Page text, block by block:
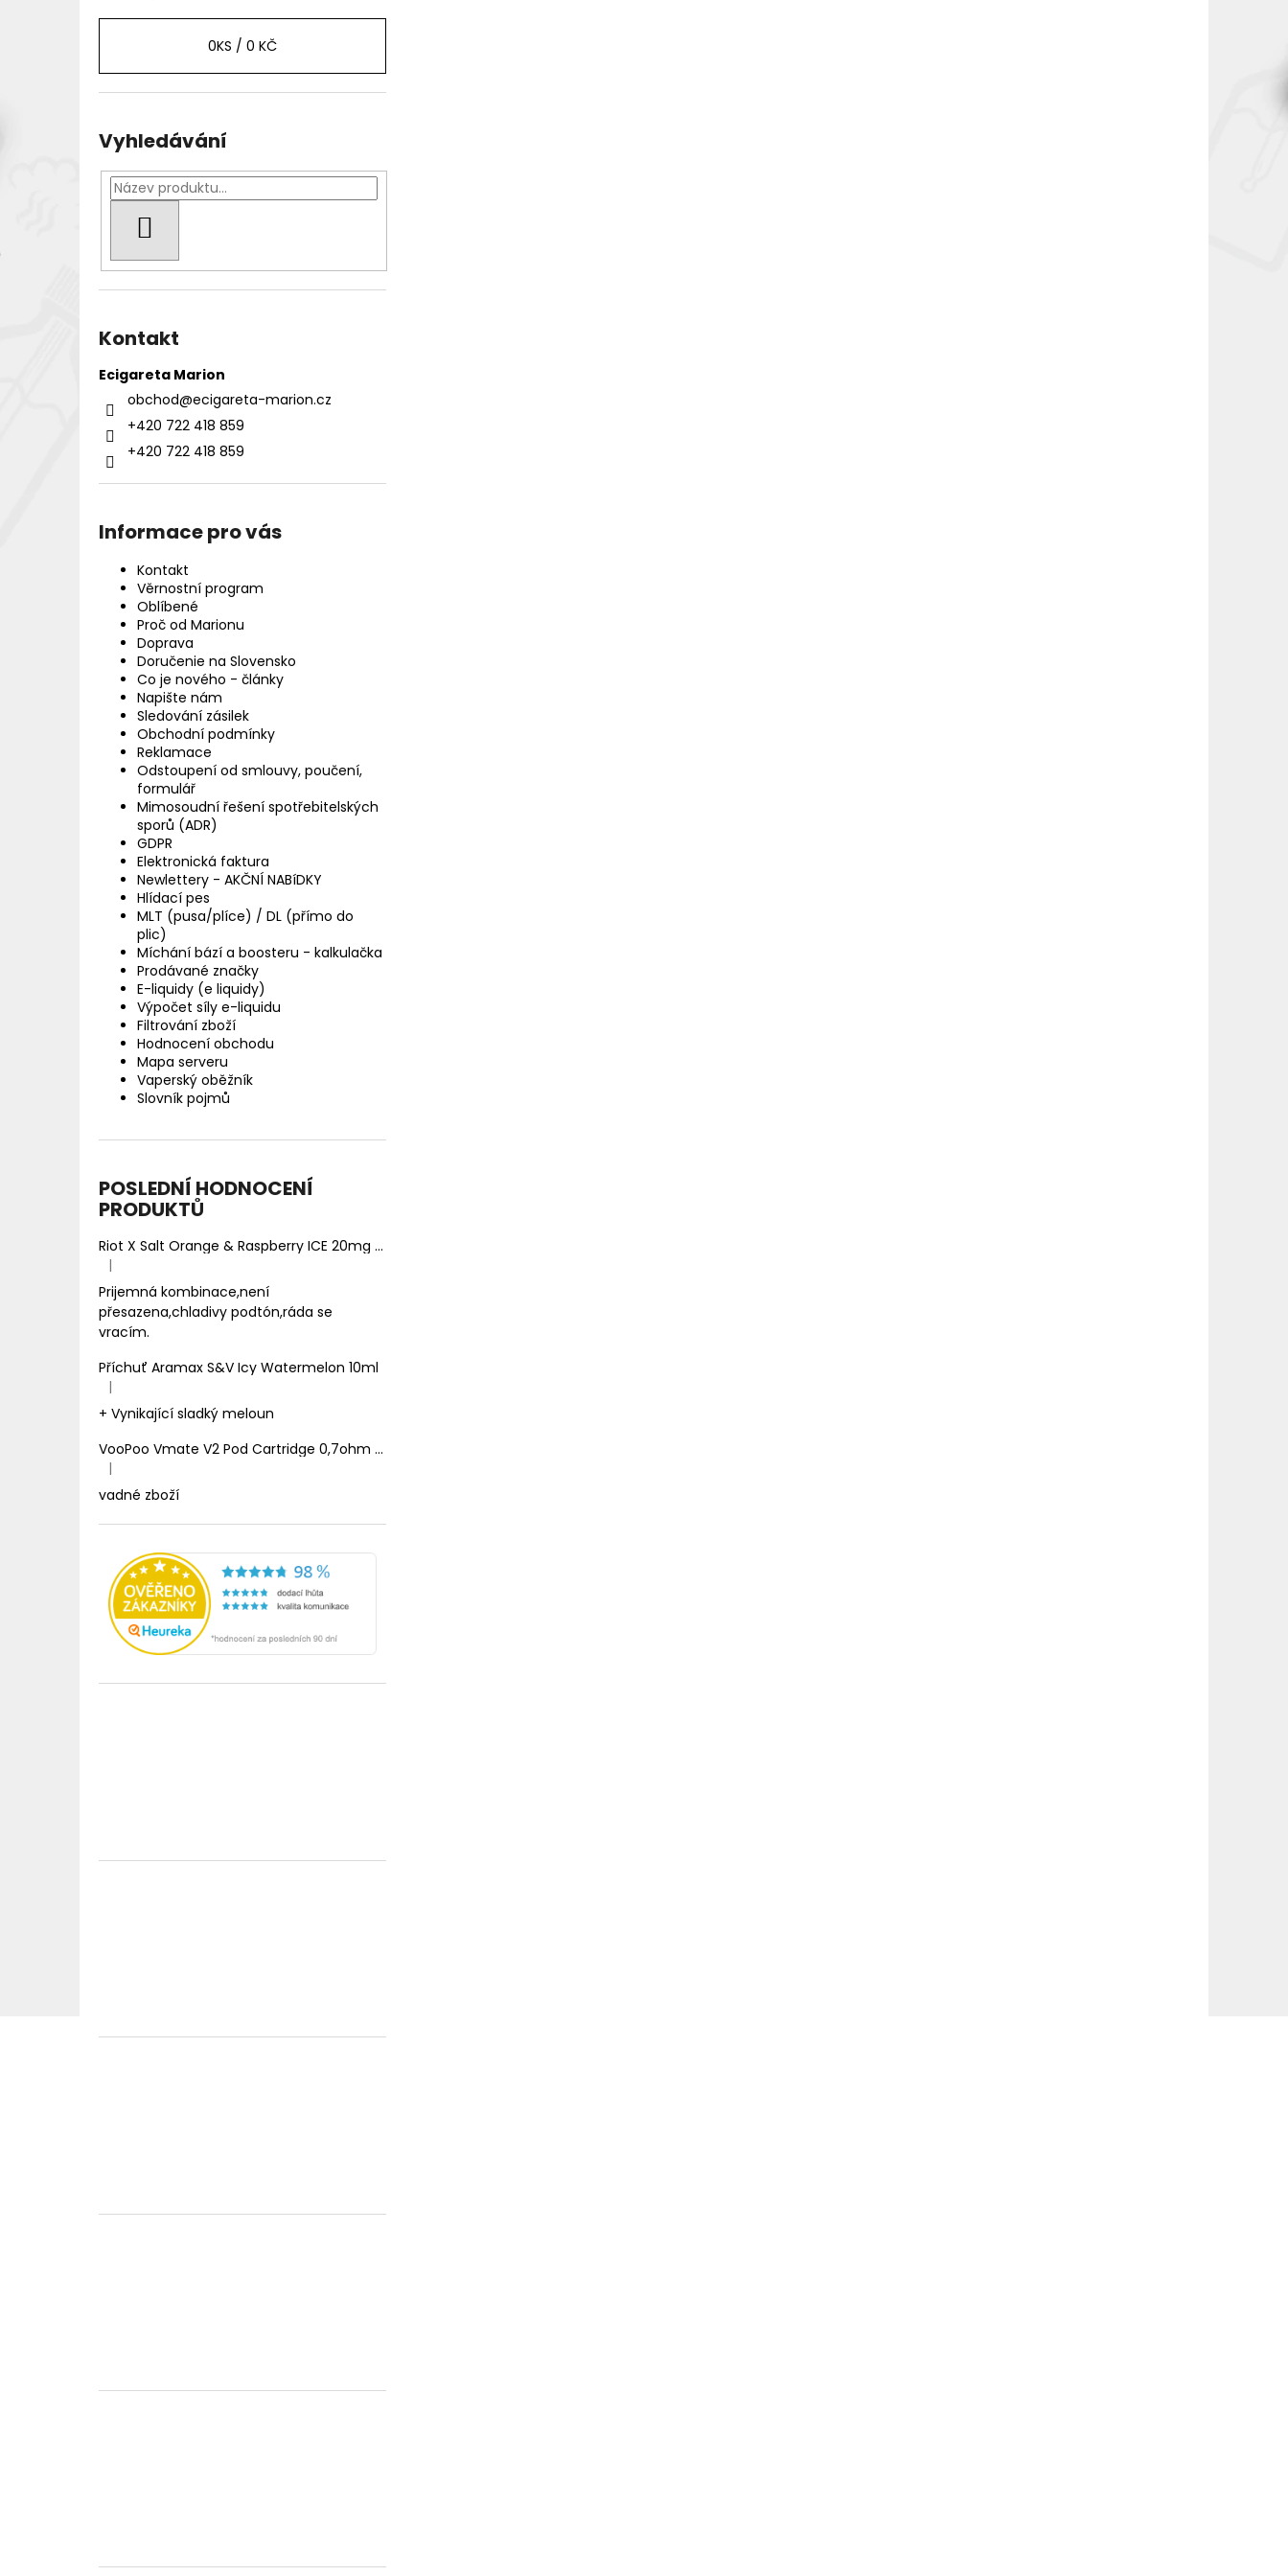
0KS / 0 KČ
Vyhledávání
Kontakt
Ecigareta Marion
obchod@ecigareta-marion.cz
+420 722 418 859
+420 722 418 859
Informace pro vás
Kontakt
Věrnostní program
Oblíbené
Proč od Marionu
Doprava
Doručenie na Slovensko
Co je nového - články
Napište nám
Sledování zásilek
Obchodní podmínky
Reklamace
Odstoupení od smlouvy, poučení,
formulář
Mimosoudní řešení spotřebitelských
sporů (ADR)
GDPR
Elektronická faktura
Newlettery - AKČNÍ NABíDKY
Hlídací pes
MLT (pusa/plíce) / DL (přímo do
plic)
Míchání bází a boosteru - kalkulačka
Prodávané značky
E-liquidy (e liquidy)
Výpočet síly e-liquidu
Filtrování zboží
Hodnocení obchodu
Mapa serveru
Vaperský oběžník
Slovník pojmů
POSLEDNÍ HODNOCENÍ
PRODUKTŮ
Riot X Salt Orange & Raspberry ICE 20mg
Ledový pomeranč a malina
Hodnocení produktu je 5 z 5 hvězdiček.
|
Prijemná kombinace,není
přesazena,chladivy podtón,ráda se
vracím.
Příchuť Aramax S&V Icy Watermelon 10ml
Hodnocení produktu je 5 z 5 hvězdiček.
|
+ Vynikající sladký meloun
VooPoo Vmate V2 Pod Cartridge 0,7ohm 2ml
Hodnocení produktu je 1 z 5 hvězdiček.
|
vadné zboží